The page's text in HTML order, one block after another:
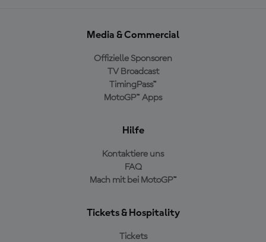
Media & Commercial
Offizielle Sponsoren
TV Broadcast
TimingPass™
MotoGP™ Apps
Hilfe
Kontaktiere uns
FAQ
Mach mit bei MotoGP™
Tickets & Hospitality
Tickets